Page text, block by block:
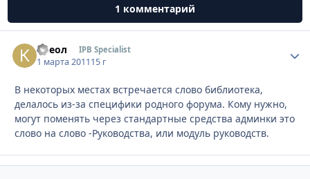
1 комментарий
Креол IPB Specialist
1 марта 201115 г
В некоторых местах встречается слово библиотека,
делалось из-за специфики родного форума. Кому нужно,
могут поменять через стандартные средства админки это
слово на слово -Руководства, или модуль руководств.